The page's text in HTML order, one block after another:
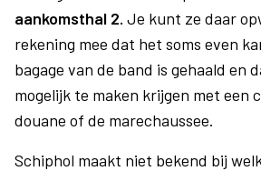
aankomsthal 2. Je kunt ze daar
rekening mee dat het soms even
bagage van de band is gehaald en
mogelijk te maken krijgen met een
douane of de marechaussee.
Schiphol maakt niet bekend bij